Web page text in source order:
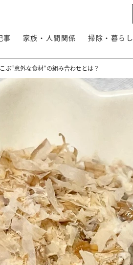
事 家族・人間関係 掃除・暮らし
ぶ“意外な食材”の組み合わせとは？